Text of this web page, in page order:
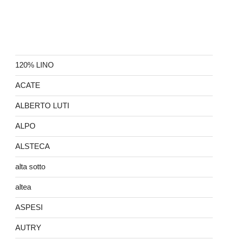
120% LINO
ACATE
ALBERTO LUTI
ALPO
ALSTECA
alta sotto
altea
ASPESI
AUTRY